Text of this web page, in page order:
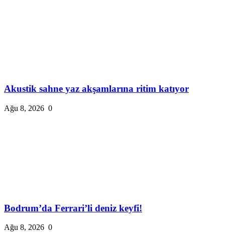
Akustik sahne yaz akşamlarına ritim katıyor
Ağu 8, 2026 0
Bodrum’da Ferrari’li deniz keyfi!
Ağu 8, 2026 0